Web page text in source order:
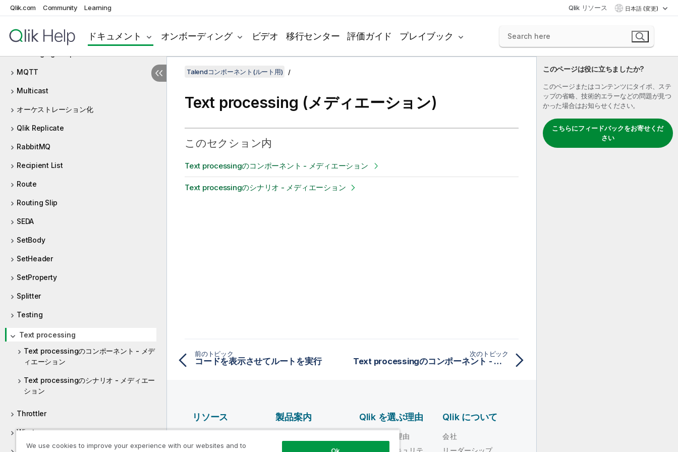
Qlik.com Community Learning Qlik リソース 日本語 (変更)
ドキュメント オンボーディング ビデオ 移行センター 評価ガイド プレイブック
Mail
マップ
MQTT
Multicast
オーケストレーション化
Qlik Replicate
RabbitMQ
Recipient List
Route
Routing Slip
SEDA
SetBody
SetHeader
SetProperty
Splitter
Testing
Text processing
Text processingのコンポーネント - メデ
ィエーション
Text processingのシナリオ - メディエー
ション
Throttler
Wiretap
このページは役に立ちましたか?
このページまたはコンテンツにタイポ、ステ
ップの省略、技術的エラーなどの問題が見つ
かった場合はお知らせください。
こちらにフィードバックをお寄せくだ
さい
Talendコンポーネント(ルート用)
Text processing (メディエーション)
このセクション内
Text processingのコンポーネント - メディエーション
Text processingのシナリオ - メディエーション
前のトピック
コードを表示させてルートを実行
次のトピック
Text processingのコンポーネント - メディエーション
リソース
Qlik Developer
製品案内
品質
Qlik を選ぶ理由
Qlik を選ぶ理由
信頼性とセキュリテ
Qlik について
会社
リーダーシップ
We use cookies to improve your experience with our websites and to